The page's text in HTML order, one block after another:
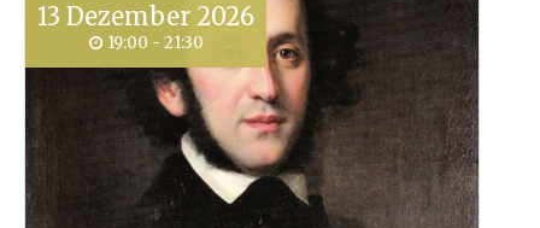
13 Dezember 2026
19:00 - 21:30